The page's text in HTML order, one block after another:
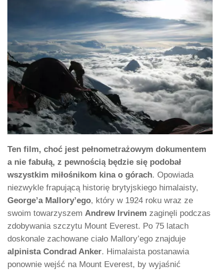
Ten film, choć jest pełnometrażowym dokumentem
a nie fabułą, z pewnością będzie się podobał
wszystkim miłośnikom kina o górach. Opowiada
niezwykle frapującą historię brytyjskiego himalaisty,
George’a Mallory’ego, który w 1924 roku wraz ze
swoim towarzyszem Andrew Irvinem zaginęli podczas
zdobywania szczytu Mount Everest. Po 75 latach
doskonale zachowane ciało Mallory’ego znajduje
alpinista Condrad Anker. Himalaista postanawia
ponownie wejść na Mount Everest, by wyjaśnić